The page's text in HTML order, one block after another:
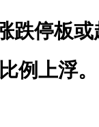
跌停板
例上浮。